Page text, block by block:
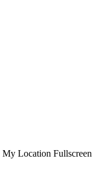
My Location Fullscreen